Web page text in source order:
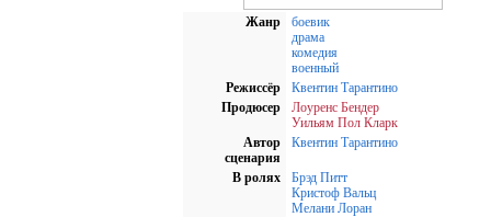
Жанр
боевик
драма
комедия
военный
Режиссёр
Квентин Тарантино
Продюсер
Лоуренс Бендер
Уильям Пол Кларк
Автор
сценария
Квентин Тарантино
В ролях
Брэд Питт
Кристоф Вальц
Мелани Лоран